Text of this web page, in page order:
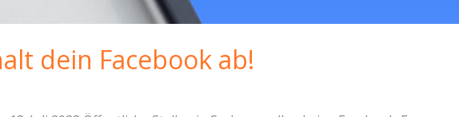
dein Facebook ab!